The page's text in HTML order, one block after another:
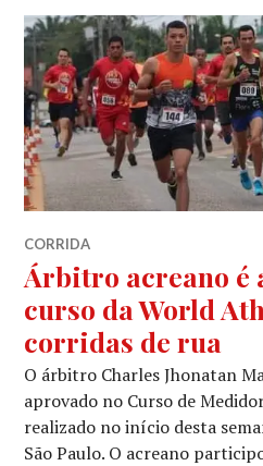
CORRIDA
Árbitro acreano é
curso da World
corridas de rua
O árbitro Charles Jhonatan
aprovado no Curso de
realizado no início desta
São Paulo. O acreano